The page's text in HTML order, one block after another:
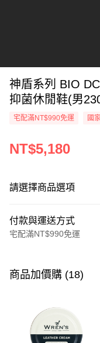
神盾系列 BIO
抑菌休閒鞋(男
宅配滿NT$990免運 國
NT$5,180
請選擇商品選項
付款與運送方式
宅配滿NT$990免運
信用卡一次付款
Apple Pay
悠遊付
商品加價購 (18)